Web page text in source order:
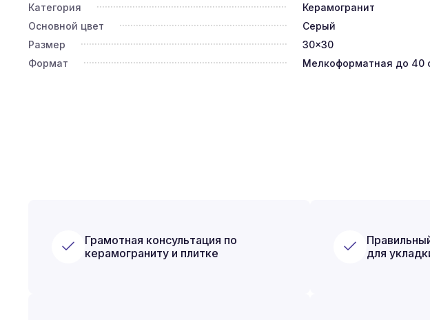
Категория
Керамогранит
Основной цвет
Серый
Размер
30x30
Формат
Мелкоформатная до 40
Грамотная консультация по
керамограниту и плитке
для